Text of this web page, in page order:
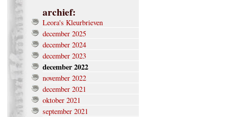
archief:
Leora's Kleurbrieven
december 2025
december 2024
december 2023
december 2022
november 2022
december 2021
oktober 2021
september 2021